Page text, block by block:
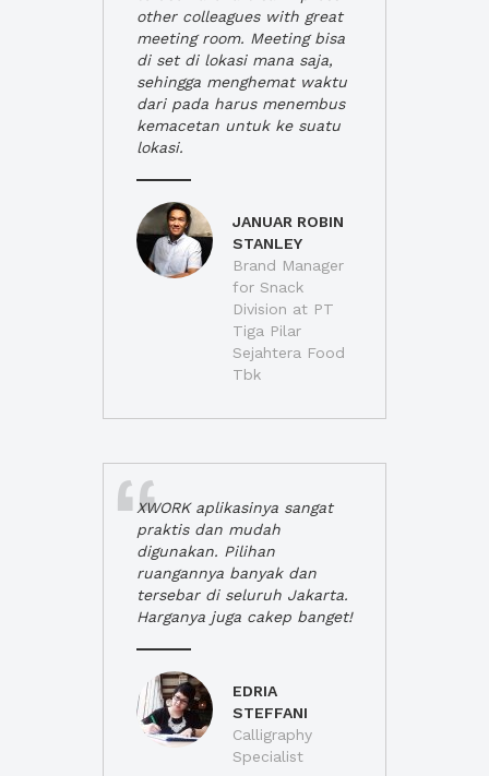
other colleagues with great
meeting room. Meeting bisa
di set di lokasi mana saja,
sehingga menghemat waktu
dari pada harus menembus
kemacetan untuk ke suatu
lokasi.
JANUAR ROBIN
STANLEY
Brand Manager
for Snack
Division at PT
Tiga Pilar
Sejahtera Food
Tbk
XWORK aplikasinya sangat
praktis dan mudah
digunakan. Pilihan
ruangannya banyak dan
tersebar di seluruh Jakarta.
Harganya juga cakep banget!
EDRIA
STEFFANI
Calligraphy
Specialist